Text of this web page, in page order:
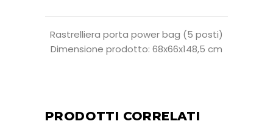
Rastrelliera porta power bag (5 posti)
Dimensione prodotto: 68x66x148,5 cm
PRODOTTI CORRELATI